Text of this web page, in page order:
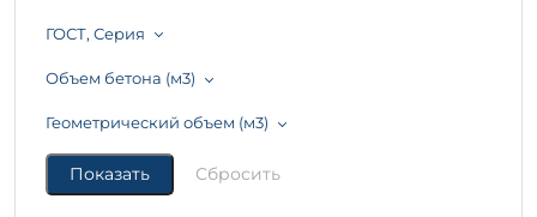
ГОСТ, Серия
Объем бетона (м3)
Геометрический объем (м3)